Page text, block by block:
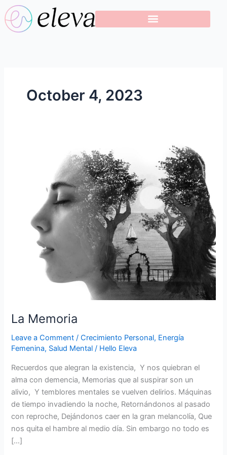
Skip
to
content
October 4, 2023
La Memoria
Leave a Comment /Crecimiento Personal, Energía
Femenina, Salud Mental / Hello Eleva
Recuerdos que alegran la existencia, Y nos quiebran el
alma con demencia, Memorias que al suspirar son un
alivio, Y temblores mentales se vuelven delirios. Máquinas
de tiempo invadiendo la noche, Retornándonos al pasado
con reproche, Dejándonos caer en la gran melancolía, Que
nos quita el hambre al medio día. Sin embargo no todo es
[…]